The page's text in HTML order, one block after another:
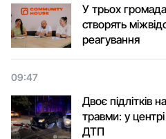
У трьох
створять
реагування
09:47
Двоє підлітків
травми: у
ДТП